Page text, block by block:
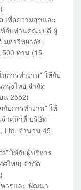
เพื่อความสุขและ
ห้กับท่านคณะบดี ผู้
มหาวิทยาลัย
ท่าน (15
การทำงาน” ให้กับ
รุงไทย จำกัด
2552)
บการทำงาน” ให้
จ้าหน้าที่ บริษัท
Ltd. จำนวน 45
ให้กับผู้บริหาร
ศไทย) จำกัด
หารและ พัฒนา